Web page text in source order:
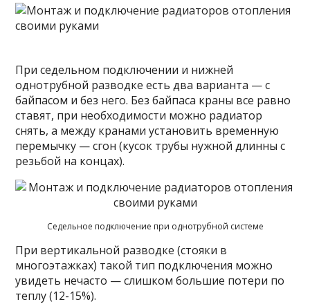
При седельном подключении и нижней
однотрубной разводке есть два варианта — с
байпасом и без него. Без байпаса краны все равно
ставят, при необходимости можно радиатор
снять, а между кранами установить временную
перемычку — сгон (кусок трубы нужной длинны с
резьбой на концах).
Седельное подключение при однотрубной системе
При вертикальной разводке (стояки в
многоэтажках) такой тип подключения можно
увидеть нечасто — слишком большие потери по
теплу (12-15%).